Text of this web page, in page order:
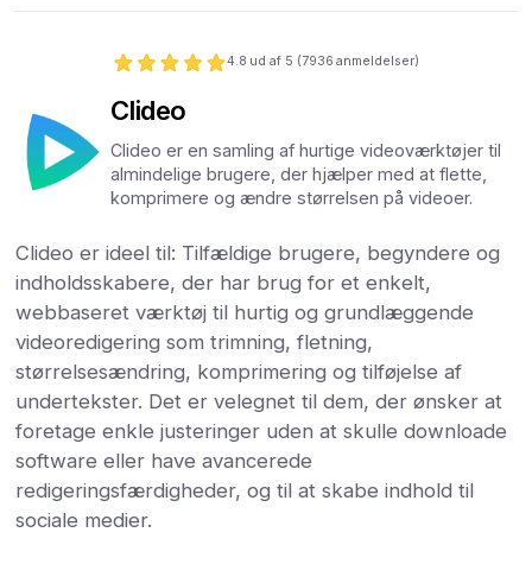
4.8 ud af 5 (7936 anmeldelser)
Clideo
Clideo er en samling af hurtige videoværktøjer til
almindelige brugere, der hjælper med at flette,
komprimere og ændre størrelsen på videoer.
Clideo er ideel til: Tilfældige brugere, begyndere og
indholdsskabere, der har brug for et enkelt,
webbaseret værktøj til hurtig og grundlæggende
videoredigering som trimning, fletning,
størrelsesændring, komprimering og tilføjelse af
undertekster. Det er velegnet til dem, der ønsker at
foretage enkle justeringer uden at skulle downloade
software eller have avancerede
redigeringsfærdigheder, og til at skabe indhold til
sociale medier.